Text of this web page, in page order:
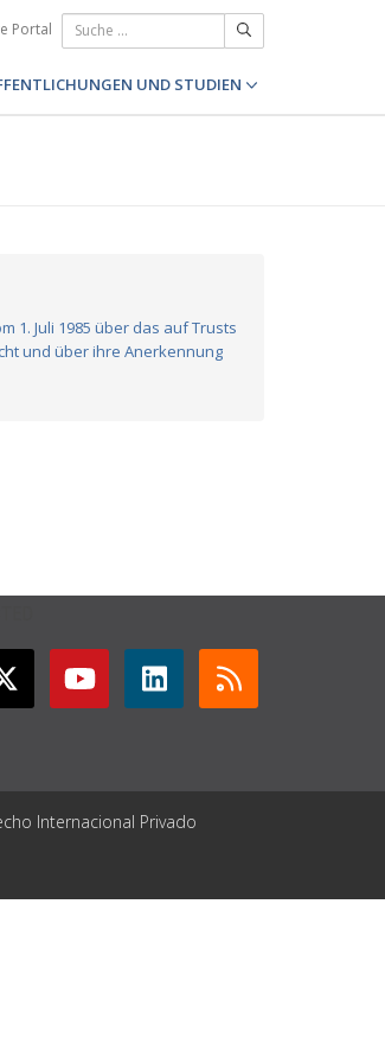
Portal
UND STUDIEN
1. Juli 1985 über das auf Trusts
und über ihre Anerkennung
Internacional Privado